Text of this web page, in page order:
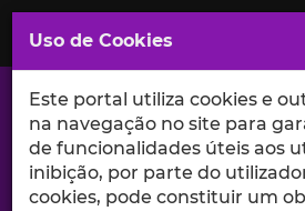
Saltar
para
Conteúdo
Principal
A excelência da investigação e
Uso de Cookies
Este portal utiliza cookies e
na navegação no site para
de funcionalidades úteis aos
inibição, por parte do
cookies, pode constituir um